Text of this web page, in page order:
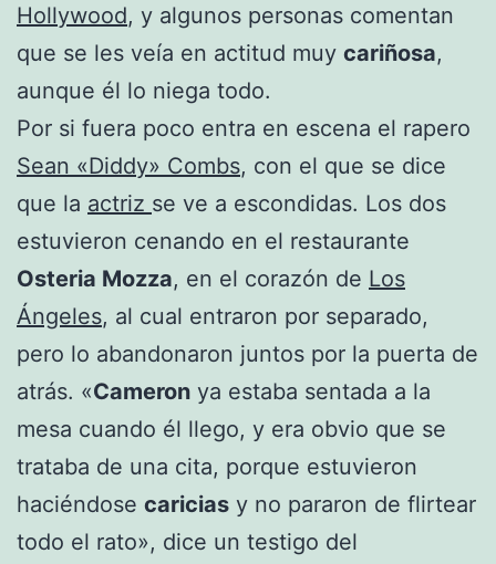
Hollywood, y algunos personas comentan
que se les veía en actitud muy cariñosa,
aunque él lo niega todo.
Por si fuera poco entra en escena el rapero
Sean «Diddy» Combs, con el que se dice
que la actriz se ve a escondidas. Los dos
estuvieron cenando en el restaurante
Osteria Mozza, en el corazón de Los
Ángeles, al cual entraron por separado,
pero lo abandonaron juntos por la puerta de
atrás. «Cameron ya estaba sentada a la
mesa cuando él llego, y era obvio que se
trataba de una cita, porque estuvieron
haciéndose caricias y no pararon de flirtear
todo el rato», dice un testigo del